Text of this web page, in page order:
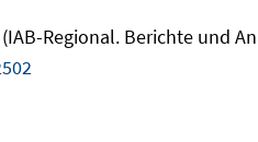
Regional. Berichte und